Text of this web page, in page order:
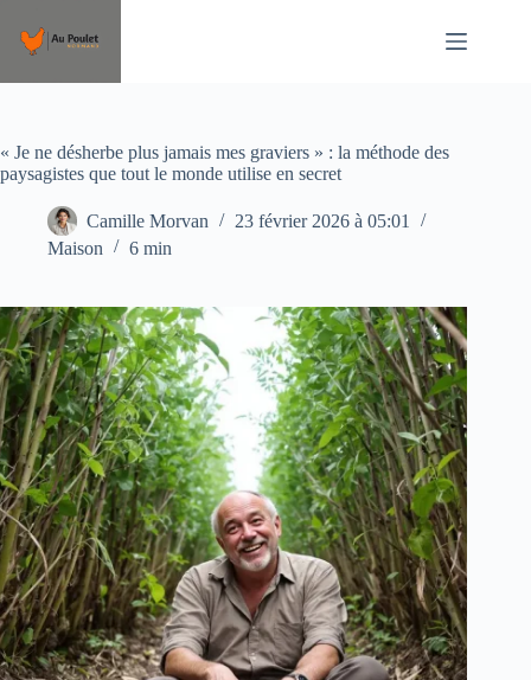
contenu
« Je ne désherbe plus jamais mes graviers » : la méthode des
paysagistes que tout le monde utilise en secret
Camille Morvan
23 février 2026 à 05:01
Maison
6 min